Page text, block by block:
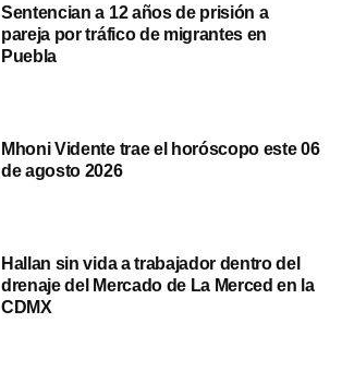
Sentencian a 12 años de prisión a
pareja por tráfico de migrantes en
Puebla
Mhoni Vidente trae el horóscopo este 06
de agosto 2026
Hallan sin vida a trabajador dentro del
drenaje del Mercado de La Merced en la
CDMX